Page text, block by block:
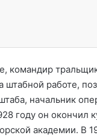
командир
штабной работе,
начальник
году он окончил
академии. В